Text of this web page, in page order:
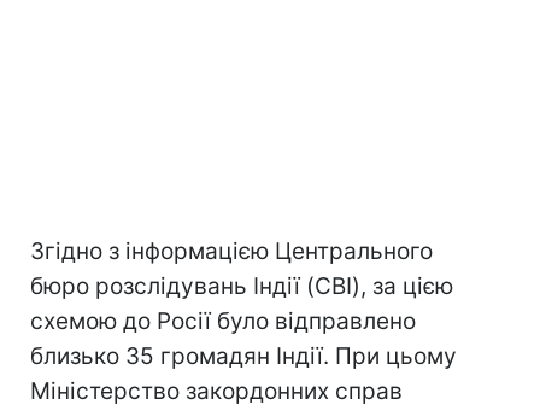
Згідно з інформацією Центрального
бюро розслідувань Індії (CBI), за цією
схемою до Росії було відправлено
близько 35 громадян Індії. При цьому
Міністерство закордонних справ